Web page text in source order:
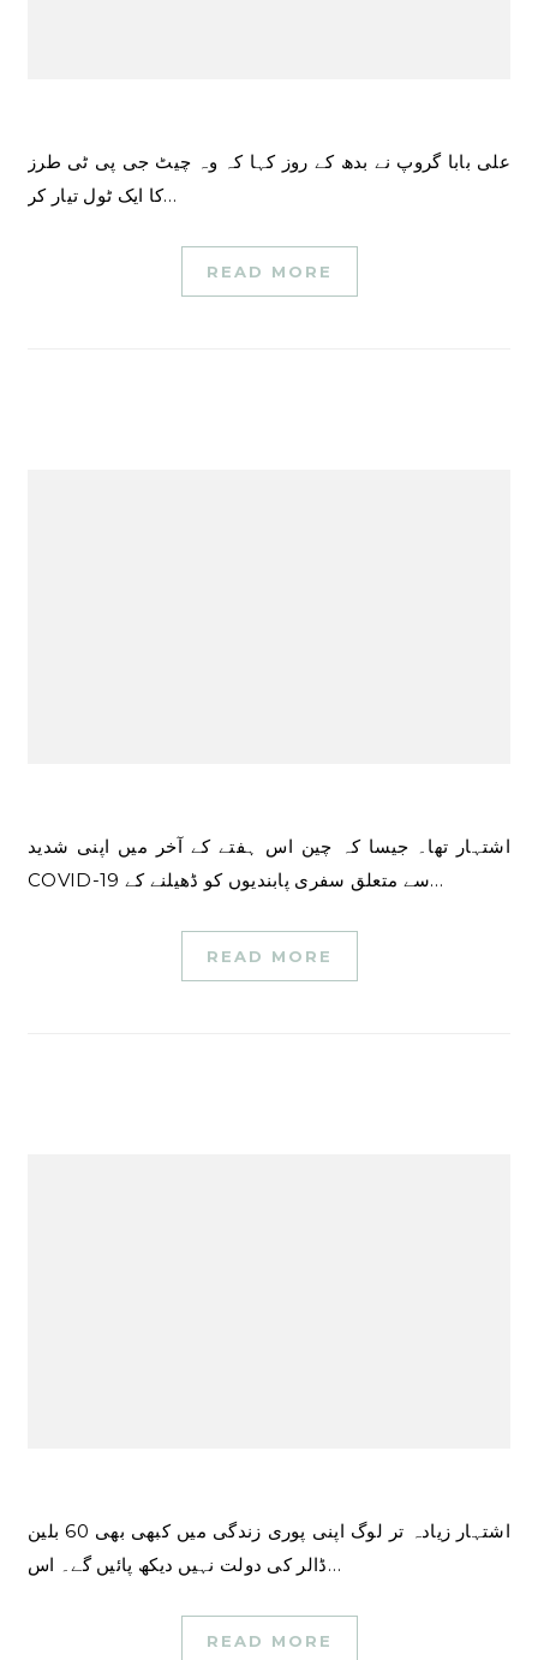
علی بابا گروپ نے بدھ کے روز کہا کہ وہ چیٹ جی پی ٹی طرز
کا ایک ٹول تیار کر…
READ MORE
اشتہار تھا۔ جیسا کہ چین اس ہفتے کے آخر میں اپنی شدید
COVID-19 سے متعلق سفری پابندیوں کو ڈھیلنے کے…
READ MORE
اشتہار زیادہ تر لوگ اپنی پوری زندگی میں کبھی بھی 60 بلین
ڈالر کی دولت نہیں دیکھ پائیں گے۔ اس…
READ MORE